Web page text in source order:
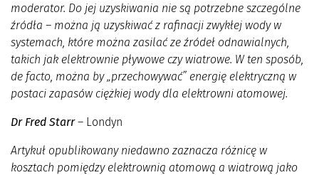
moderator. Do jej uzyskiwania nie są potrzebne szczególne
źródła – można ją uzyskiwać z rafinacji zwykłej wody w
systemach, które można zasilać ze źródeł odnawialnych,
takich jak elektrownie pływowe czy wiatrowe. W ten sposób,
de facto, można by „przechowywać” energię elektryczną w
postaci zapasów ciężkiej wody dla elektrowni atomowej.
Dr Fred Starr– Londyn
Artykuł opublikowany niedawno zaznacza różnicę w
kosztach pomiędzy elektrownią atomową a wiatrową jako